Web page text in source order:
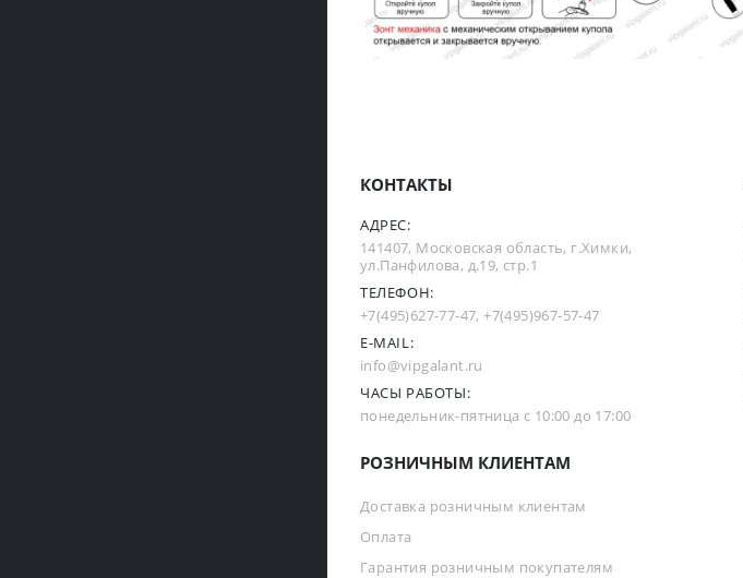
КОНТАКТЫ
АДРЕС:
141407, Московская область, г.Химки,
ул.Панфилова, д.19, стр.1
ТЕЛЕФОН:
+7(495)627-77-47,+7(495)967-57-47
E-MAIL:
info@vipgalant.ru
ЧАСЫ РАБОТЫ:
понедельник-пятница с 10:00 до 17:00
РОЗНИЧНЫМ КЛИЕНТАМ
Доставка розничным клиентам
Оплата
Гарантия розничным покупателям